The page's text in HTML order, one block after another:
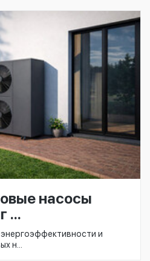
насосы
...
и
н...